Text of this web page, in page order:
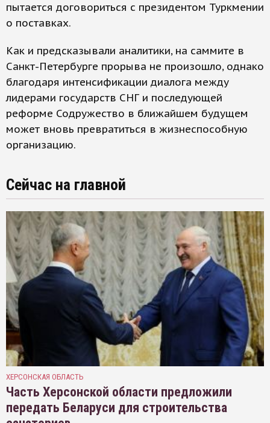
пытается договориться с президентом Туркмении
о поставках.
Как и предсказывали аналитики, на саммите в
Санкт-Петербурге прорыва не произошло, однако
благодаря интенсификации диалога между
лидерами государств СНГ и последующей
реформе Содружество в ближайшем будущем
может вновь превратиться в жизнеспособную
организацию.
Сейчас на главной
ХЕРСОНСКАЯ ОБЛАСТЬ
Часть Херсонской области предложили
передать Беларуси для строительства